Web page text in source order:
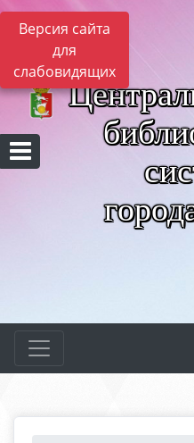
Версия сайта
для
слабовидящих